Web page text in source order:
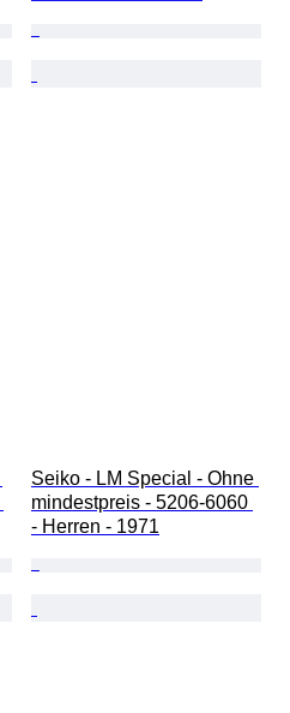
Seiko - LM Special - Ohne
mindestpreis - 5206-6060
- Herren - 1971